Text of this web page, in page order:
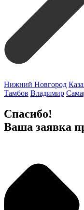
Нижний Новгород
Тамбов Владимир
Спасибо!
Ваша заявка